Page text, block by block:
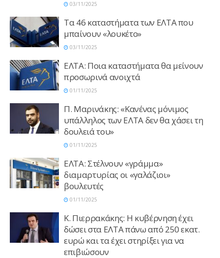
03/11/2025
Τα 46 καταστήματα των ΕΛΤΑ που
μπαίνουν «λουκέτο»
03/11/2025
EΛΤΑ: Ποια καταστήματα θα μείνουν
προσωρινά ανοιχτά
01/11/2025
Π. Μαρινάκης: «Κανένας μόνιμος
υπάλληλος των ΕΛΤΑ δεν θα χάσει τη
δουλειά του»
01/11/2025
ΕΛΤΑ: Στέλνουν «γράμμα»
διαμαρτυρίας οι «γαλάζιοι»
βουλευτές
01/11/2025
Κ. Πιερρακάκης: Η κυβέρνηση έχει
δώσει στα ΕΛΤΑ πάνω από 250 εκατ.
ευρώ και τα έχει στηρίξει για να
επιβιώσουν